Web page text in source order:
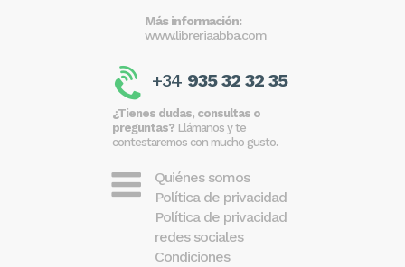
Más información:
www.libreriaabba.com
+34 935 32 32 35
¿Tienes dudas, consultas o
preguntas? Llámanos y te
contestaremos con mucho gusto.
Quiénes somos
Política de privacidad
Política de privacidad
redes sociales
Condiciones